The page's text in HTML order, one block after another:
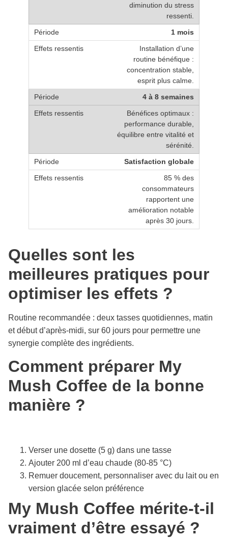
diminution du stress
ressenti.
1 mois
Installation d’une
routine bénéfique :
concentration stable,
esprit plus calme.
4 à 8 semaines
Bénéfices optimaux :
performance durable,
équilibre entre vitalité et
sérénité.
Satisfaction globale
85 % des
consommateurs
rapportent une
amélioration notable
après 30 jours.
Quelles sont les
meilleures pratiques pour
optimiser les effets ?
Routine recommandée : deux tasses quotidiennes, matin
et début d’après-midi, sur 60 jours pour permettre une
synergie complète des ingrédients.
Comment préparer My
Mush Coffee de la bonne
manière ?
Verser une dosette (5 g) dans une tasse
Ajouter 200 ml d’eau chaude (80-85 °C)
Remuer doucement, personnaliser avec du lait ou en
version glacée selon préférence
My Mush Coffee mérite-t-il
vraiment d’être essayé ?